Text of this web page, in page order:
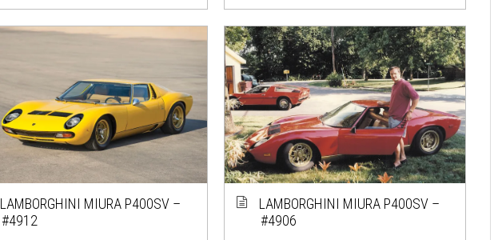
LAMBORGHINI MIURA P400SV –
#4912
LAMBORGHINI MIURA P400SV –
#4906